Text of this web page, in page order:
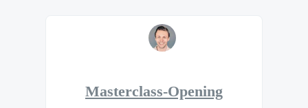
Masterclass-Opening